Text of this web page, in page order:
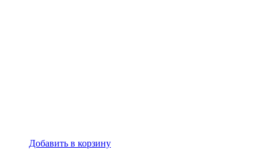
Добавить в корзину